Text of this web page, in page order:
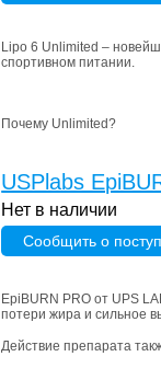
Lipo 6 Unlimited –
спортивном питании.
Почему Unlimited?
USPlabs
Нет в наличии
Сообщить о
EpiBURN PRO от UPS
потери жира и сильное
Действие препарата